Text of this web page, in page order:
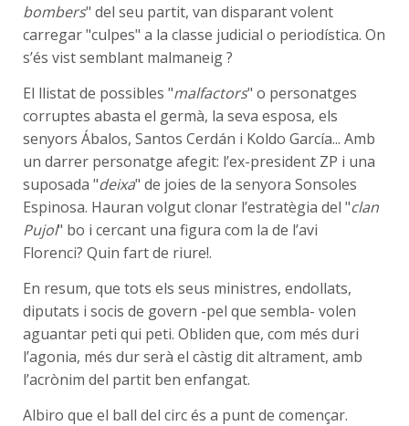
bombers" del seu partit, van disparant volent
carregar "culpes" a la classe judicial o periodística. On
s’és vist semblant malmaneig ?
El llistat de possibles "malfactors" o personatges
corruptes abasta el germà, la seva esposa, els
senyors Ábalos, Santos Cerdán i Koldo García... Amb
un darrer personatge afegit: l’ex-president ZP i una
suposada "deixa" de joies de la senyora Sonsoles
Espinosa. Hauran volgut clonar l’estratègia del "clan
Pujol" bo i cercant una figura com la de l’avi
Florenci? Quin fart de riure!.
En resum, que tots els seus ministres, endollats,
diputats i socis de govern -pel que sembla- volen
aguantar peti qui peti. Obliden que, com més duri
l’agonia, més dur serà el càstig dit altrament, amb
l’acrònim del partit ben enfangat.
Albiro que el ball del circ és a punt de començar.